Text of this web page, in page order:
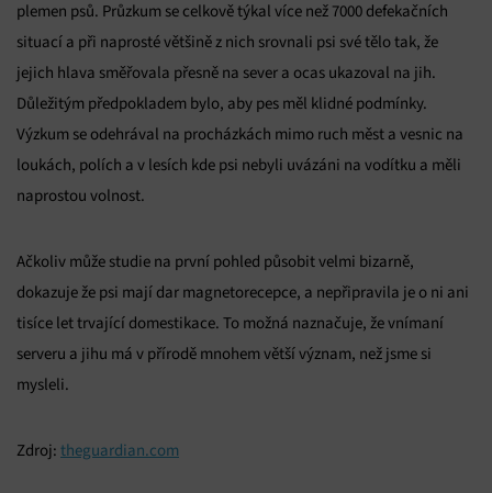
plemen psů. Průzkum se celkově týkal více než 7000 defekačních
situací a při naprosté většině z nich srovnali psi své tělo tak, že
jejich hlava směřovala přesně na sever a ocas ukazoval na jih.
Důležitým předpokladem bylo, aby pes měl klidné podmínky.
Výzkum se odehrával na procházkách mimo ruch měst a vesnic na
loukách, polích a v lesích kde psi nebyli uvázáni na vodítku a měli
naprostou volnost.
Ačkoliv může studie na první pohled působit velmi bizarně,
dokazuje že psi mají dar magnetorecepce, a nepřipravila je o ni ani
tisíce let trvající domestikace. To možná naznačuje, že vnímaní
serveru a jihu má v přírodě mnohem větší význam, než jsme si
mysleli.
Zdroj: theguardian.com